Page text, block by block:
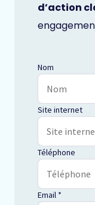
d’action
Nom
Site internet
Téléphone
Email *